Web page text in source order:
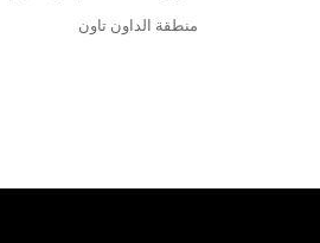
منطقة الداون تاون